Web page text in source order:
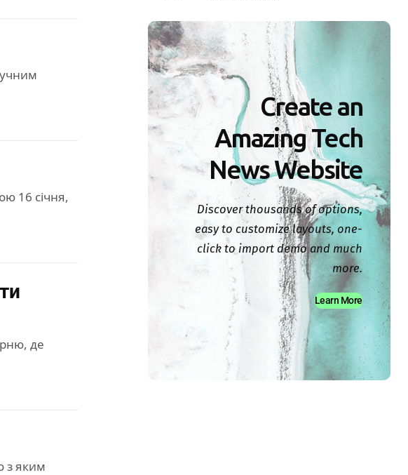
16 січня,
де
з яким
Create an
Amazing Tech
News Website
Discover thousands of options,
easy to customize layouts, one-
click to import demo and much
more.
Learn More